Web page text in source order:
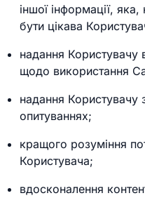
іншої інформації,
бути цікава
надання Користувачу
щодо використання
надання Користувачу
опитуваннях;
кращого розуміння
Користувача;
вдосконалення